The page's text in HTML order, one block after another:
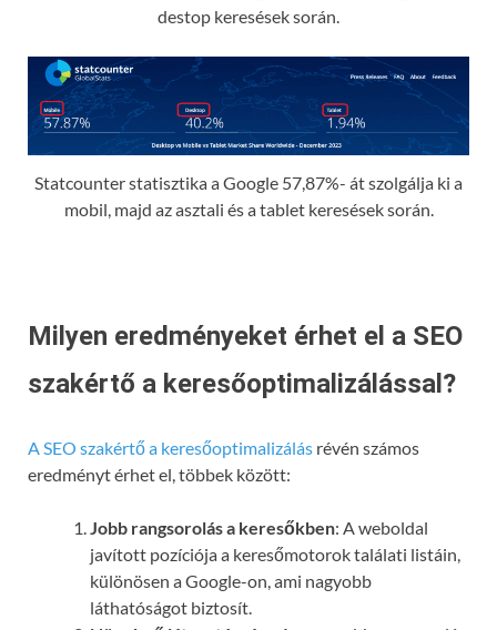
destop keresések során.
Statcounter statisztika a Google 57,87%- át szolgálja ki a
mobil, majd az asztali és a tablet keresések során.
Milyen eredményeket érhet el a SEO
szakértő a keresőoptimalizálással?
A SEO szakértő a keresőoptimalizálás révén számos
eredményt érhet el, többek között:
Jobb rangsorolás a keresőkben: A weboldal
javított pozíciója a keresőmotorok találati listáin,
különösen a Google-on, ami nagyobb
láthatóságot biztosít.